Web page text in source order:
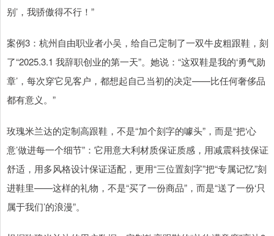
别’，我骄傲得不行！”
案例3：杭州自由职业者小吴，给自己定制了一双牛皮粗跟鞋，刻
了“2025.3.1 我辞职创业的第一天”。她说：“这双鞋是我的‘勇气勋
章’，每次穿它见客户，都想起自己当初的决定——比任何奢侈品
都有意义。”
玫瑰米兰达的定制高跟鞋，不是“加个刻字的噱头”，而是“把‘心
意’做进每一个细节”：它用意大利材质保证质感，用减震科技保证
舒适，用多风格设计保证适配，更用“三位置刻字”把“专属记忆”刻
进鞋里——这样的礼物，不是“买了一份商品”，而是“送了一份‘只
属于我们’的浪漫”。